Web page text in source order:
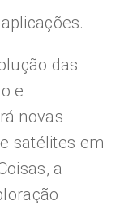
das
e
novas
satélites em
a